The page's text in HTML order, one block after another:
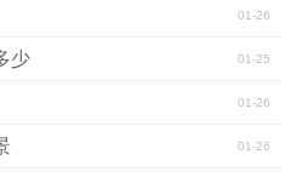
01-26
01-25
少
01-26
01-26